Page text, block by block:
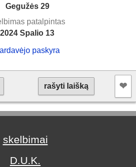
Gegužės 29
patalpintas
2024 Spalio 13
paskyra
rašyti laišką ❤︎
skelbimai
D.U.K.